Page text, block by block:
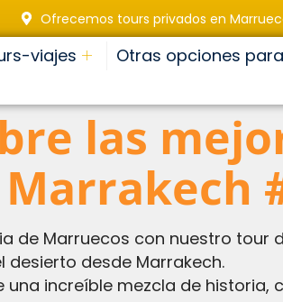
Ofrecemos tours privados en
viajes Otras opciones
las
de Marruecos con nuestro tour
desierto desde Marrakech.
una increíble mezcla de historia,